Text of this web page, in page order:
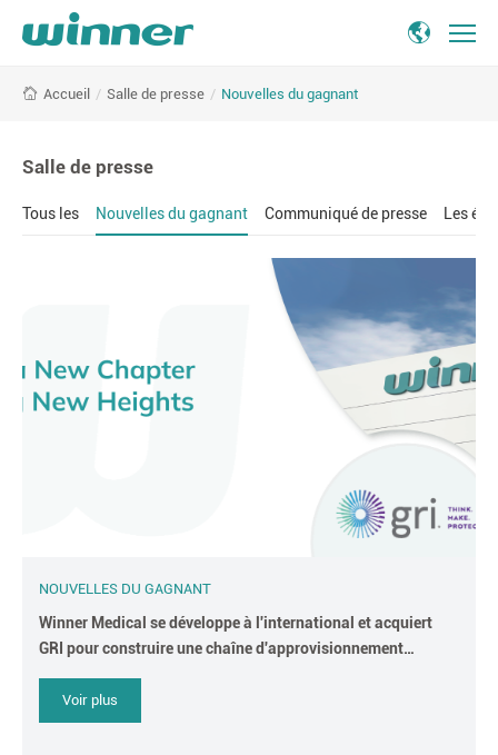
Winner
Accueil / Salle de presse / Nouvelles du gagnant
Salle de presse
Tous les Nouvelles du gagnant Communiqué de presse Les
NOUVELLES DU GAGNANT
Winner Medical se développe à l'international et acquiert
GRI pour construire une chaîne d'approvisionnement
mondiale résiliente
Voir plus